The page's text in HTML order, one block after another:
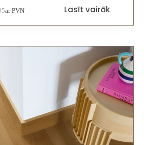
ar PVN Lasīt vairāk